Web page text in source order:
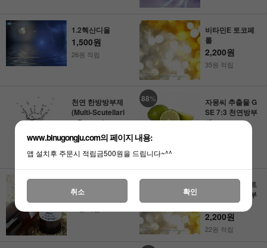
1.2헥산디올
1,500원
26원 적립
비타민E 토코페
롤
2,200원
35원 적립
천연 한방방부제
(Multi-Scutellari
a Extract)
5,500원
88%
자몽씨 추출물 G
SE 7:3 천연방부
제
1,500원
유로나프리 울트
라 천연한방방부
제
2,200원
22원 적립
www.binugongju.com의 페이지 내용:
앱 설치후 주문시 적립금500원을 드립니다~^^
취소 확인